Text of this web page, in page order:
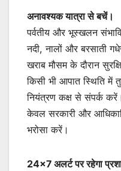
अनावश्यक यात्रा से बचें।
पर्वतीय और भूस्खलन
नदी, नालों और बरसाती
खराब मौसम के दौरान
किसी भी आपात स्थिति में
नियंत्रण कक्ष से संपर्क करें।
केवल सरकारी और
भरोसा करें।
24×7 अलर्ट पर रहेगा